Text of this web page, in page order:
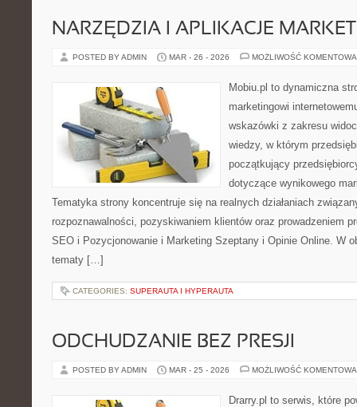
NARZĘDZIA I APLIKACJE
POSTED BY ADMIN MAR - 26 - 2026 MOŻLIWOŚĆ
Mobiu.pl to dynamiczna
marketingowi
wskazówki z zakresu
wiedzy, w którym
początkujący
dotyczące wynikowego
Tematyka strony koncentruje się na realnych działaniach
rozpoznawalności, pozyskiwaniem klientów oraz prowadzeniem
SEO i Pozycjonowanie i Marketing Szeptany i Opinie Online. W
tematy […]
CATEGORIES: SUPERAUTA I HYPERAUTA
ODCHUDZANIE BEZ PRESJI
POSTED BY ADMIN MAR - 25 - 2026 MOŻLIWOŚĆ
Drarry.pl to serwis, które